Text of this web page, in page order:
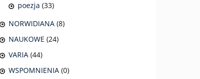
poezja (33)
NORWIDIANA (8)
NAUKOWE (24)
VARIA (44)
WSPOMNIENIA (0)